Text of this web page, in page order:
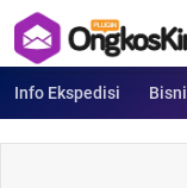
Info Ekspedisi